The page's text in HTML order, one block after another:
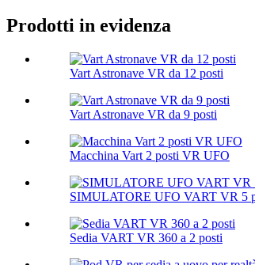
Prodotti in evidenza
Vart Astronave VR da 12 posti
Vart Astronave VR da 9 posti
Macchina Vart 2 posti VR UFO
SIMULATORE UFO VART VR 5
Sedia VART VR 360 a 2 posti